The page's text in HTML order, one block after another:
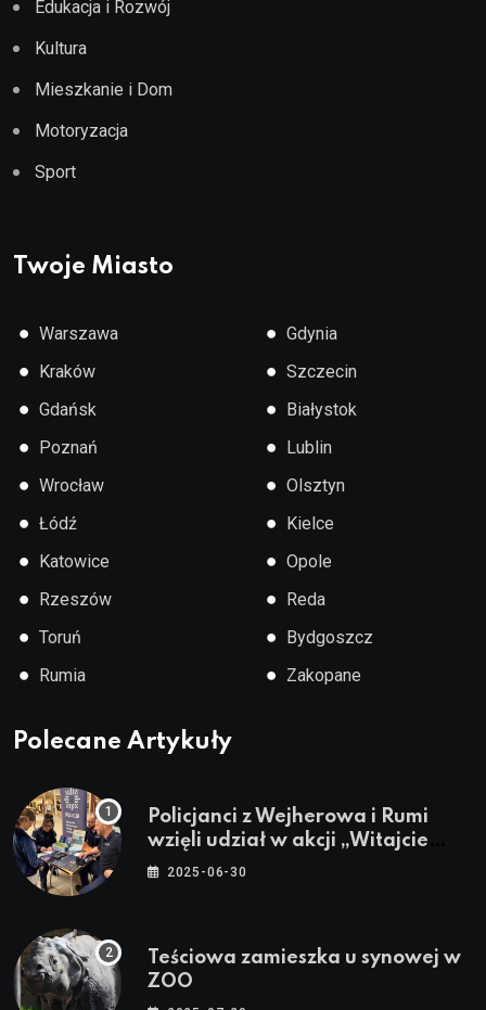
Edukacja i Rozwój
Kultura
Mieszkanie i Dom
Motoryzacja
Sport
Twoje Miasto
● Warszawa
● Kraków
● Gdańsk
● Poznań
● Wrocław
● Łódź
● Katowice
● Rzeszów
● Toruń
● Rumia
● Gdynia
● Szczecin
● Białystok
● Lublin
● Olsztyn
● Kielce
● Opole
● Reda
● Bydgoszcz
● Zakopane
Polecane Artykuły
Policjanci z Wejherowa i Rumi
wzięli udział w akcji „Witajcie
Wakacje”
2025-06-30
Teściowa zamieszka u synowej w
ZOO